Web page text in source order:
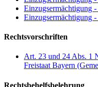
Einzugsermächtigung
Einzugsermächtigung
Rechtsvorschriften
Art. 23 und 24 Abs. 1
Freistaat Bayern
Rechtsbehelfsbelehrung